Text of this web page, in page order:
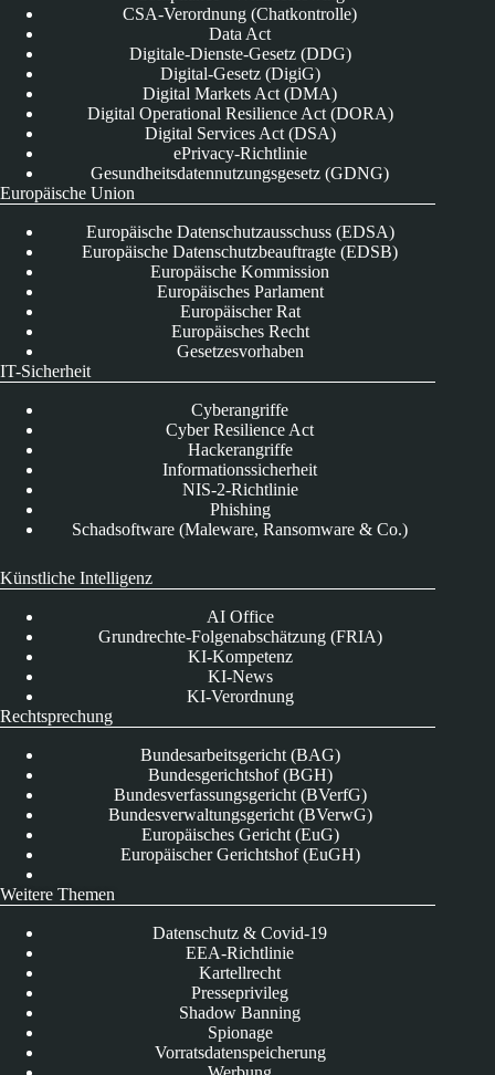
CSA-Verordnung (Chatkontrolle)
Data Act
Digitale-Dienste-Gesetz (DDG)
Digital-Gesetz (DigiG)
Digital Markets Act (DMA)
Digital Operational Resilience Act (DORA)
Digital Services Act (DSA)
ePrivacy-Richtlinie
Gesundheitsdatennutzungsgesetz (GDNG)
Europäische Union
Europäische Datenschutzausschuss (EDSA)
Europäische Datenschutzbeauftragte (EDSB)
Europäische Kommission
Europäisches Parlament
Europäischer Rat
Europäisches Recht
Gesetzesvorhaben
IT-Sicherheit
Cyberangriffe
Cyber Resilience Act
Hackerangriffe
Informationssicherheit
NIS-2-Richtlinie
Phishing
Schadsoftware (Maleware, Ransomware & Co.)
Künstliche Intelligenz
AI Office
Grundrechte-Folgenabschätzung (FRIA)
KI-Kompetenz
KI-News
KI-Verordnung
Rechtsprechung
Bundesarbeitsgericht (BAG)
Bundesgerichtshof (BGH)
Bundesverfassungsgericht (BVerfG)
Bundesverwaltungsgericht (BVerwG)
Europäisches Gericht (EuG)
Europäischer Gerichtshof (EuGH)
Weitere Themen
Datenschutz & Covid-19
EEA-Richtlinie
Kartellrecht
Presseprivileg
Shadow Banning
Spionage
Vorratsdatenspeicherung